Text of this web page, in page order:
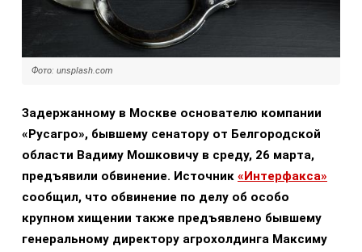
Фото: unsplash.com
Задержанному в Москве основателю компании
«Русагро», бывшему сенатору от Белгородской
области Вадиму Мошковичу в среду, 26 марта,
предъявили обвинение. Источник «Интерфакса»
сообщил, что обвинение по делу об особо
крупном хищении также предъявлено бывшему
генеральному директору агрохолдинга Максиму